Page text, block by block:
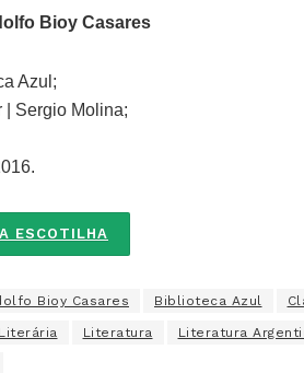
Bioy Casares
Azul;
| Sergio Molina;
ESCOTILHA
Bioy Casares Biblioteca Azul
Literatura Literatura